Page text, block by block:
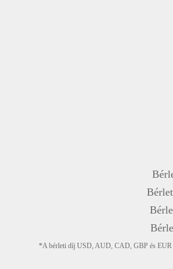
*A bérleti díj USD, AUD, CAD, GBP és EUR